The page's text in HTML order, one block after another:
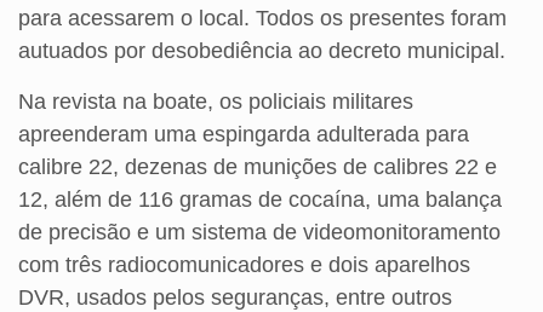
para acessarem o local. Todos os presentes foram
autuados por desobediência ao decreto municipal.
Na revista na boate, os policiais militares
apreenderam uma espingarda adulterada para
calibre 22, dezenas de munições de calibres 22 e
12, além de 116 gramas de cocaína, uma balança
de precisão e um sistema de videomonitoramento
com três radiocomunicadores e dois aparelhos
DVR, usados pelos seguranças, entre outros